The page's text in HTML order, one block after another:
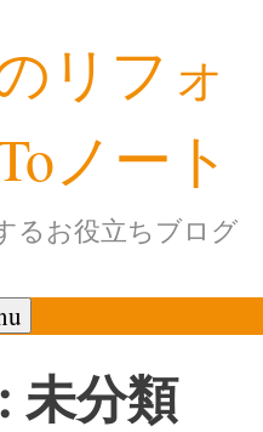
リフォ
ノート
るお役立ちブログ
未分類